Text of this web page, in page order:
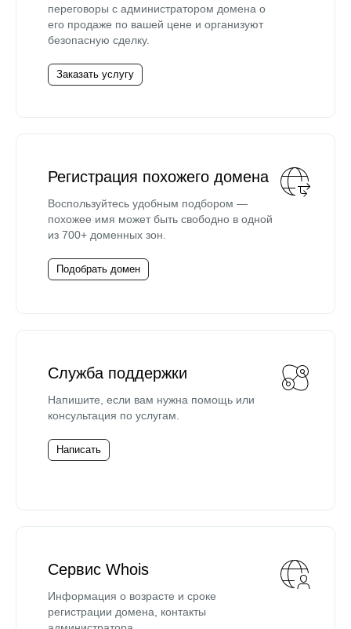
переговоры с администратором домена о
его продаже по вашей цене и организуют
безопасную сделку.
Заказать услугу
Регистрация похожего домена
Воспользуйтесь удобным подбором —
похожее имя может быть свободно в одной
из 700+ доменных зон.
Подобрать домен
Служба поддержки
Напишите, если вам нужна помощь или
консультация по услугам.
Написать
Сервис Whois
Информация о возрасте и сроке
регистрации домена, контакты